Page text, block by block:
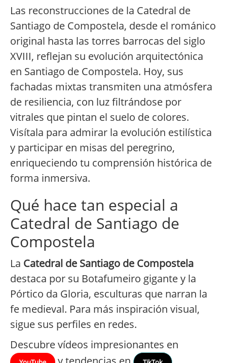
Las reconstrucciones de la Catedral de
Santiago de Compostela, desde el románico
original hasta las torres barrocas del siglo
XVIII, reflejan su evolución arquitectónica
en Santiago de Compostela. Hoy, sus
fachadas mixtas transmiten una atmósfera
de resiliencia, con luz filtrándose por
vitrales que pintan el suelo de colores.
Visítala para admirar la evolución estilística
y participar en misas del peregrino,
enriqueciendo tu comprensión histórica de
forma inmersiva.
Qué hace tan especial a
Catedral de Santiago de
Compostela
La Catedral de Santiago de Compostela
destaca por su Botafumeiro gigante y la
Pórtico da Gloria, esculturas que narran la
fe medieval. Para más inspiración visual,
sigue sus perfiles en redes.
Descubre vídeos impresionantes en